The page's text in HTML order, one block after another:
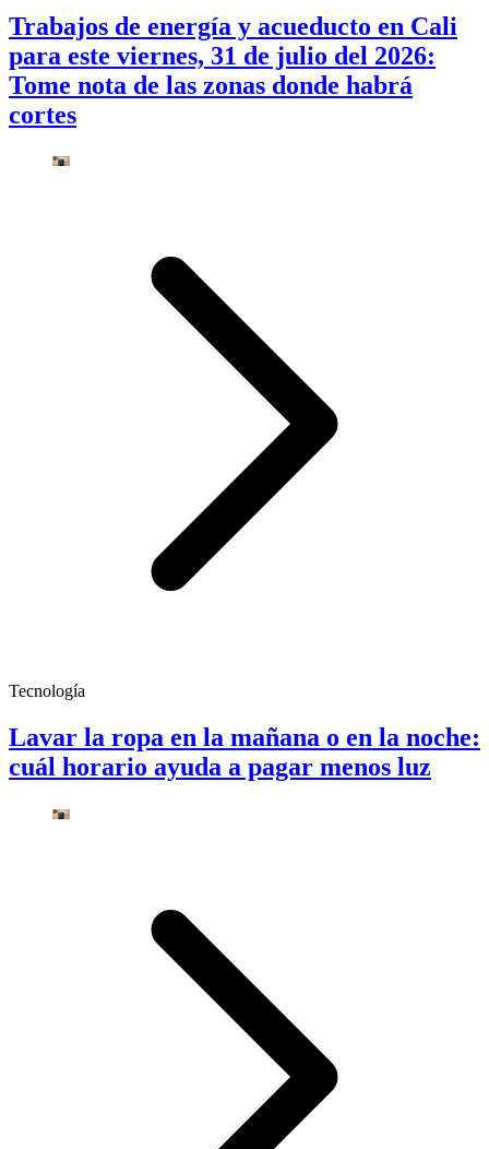
Trabajos de energía y acueducto en Cali
para este viernes, 31 de julio del 2026:
Tome nota de las zonas donde habrá
cortes
Tecnología
Lavar la ropa en la mañana o en la noche:
cuál horario ayuda a pagar menos luz